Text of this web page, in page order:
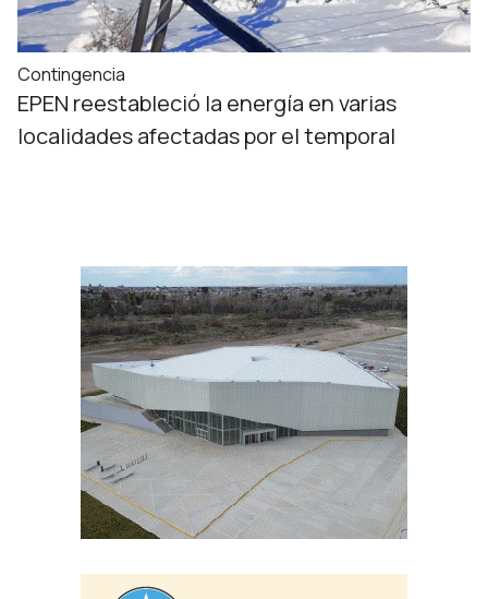
Contingencia
EPEN reestableció la energía en varias
localidades afectadas por el temporal